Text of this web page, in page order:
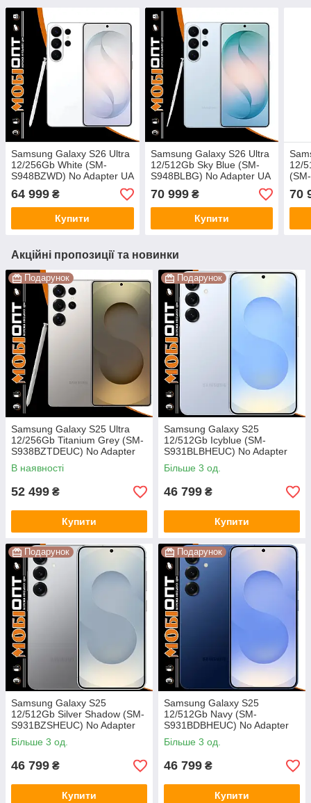
Samsung Galaxy S26 Ultra
12/256Gb White (SM-
S948BZWD) No Adapter UA
64 999 ₴
Купити
Samsung Galaxy S26 Ultra
12/512Gb Sky Blue (SM-
S948BLBG) No Adapter UA
70 999₴
Купити
12/
70
Акційні пропозиції та новинки
Подарунок
Samsung Galaxy S25 Ultra
12/256Gb Titanium Grey (SM-
S938BZTDEUC) No Adapter
UA UCRF
В наявності
52 499 ₴
Купити
Подарунок
Samsung Galaxy S25
12/512Gb Icyblue (SM-
S931BLBHEUC) No Adapter
UA UCRF
Більше 3 од.
46 799 ₴
Купити
Подарунок
Samsung Galaxy S25
12/512Gb Silver Shadow (SM-
S931BZSHEUC) No Adapter
UA UCRF
Більше 3 од.
46 799 ₴
Купити
Подарунок
Samsung Galaxy S25
12/512Gb Navy (SM-
S931BDBHEUC) No Adapter
UA UCRF
Більше 3 од.
46 799 ₴
Купити